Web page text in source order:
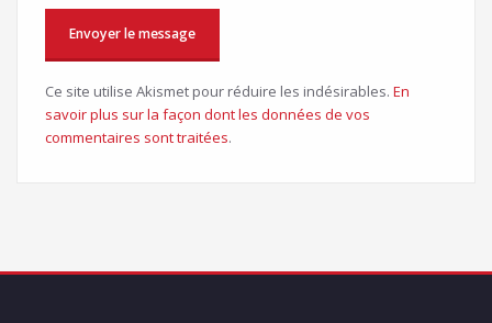
Ce site utilise Akismet pour réduire les indésirables. En
savoir plus sur la façon dont les données de vos
commentaires sont traitées.